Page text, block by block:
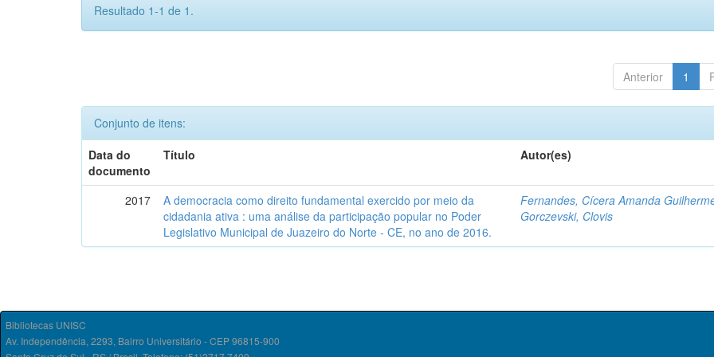
Resultado 1-1 de 1.
Anterior 1
Conjunto de itens:
Data do
documento
Título Autor(es)
2017
A democracia como direito fundamental exercido por meio da
cidadania ativa : uma análise da participação popular no Poder
Legislativo Municipal de Juazeiro do Norte - CE, no ano de 2016.
Fernandes, Cícera Amanda
Gorczevski, Clovis
Bibliotecas UNISC
Av. Independência, 2293, Bairro Universitário - CEP 96815-900